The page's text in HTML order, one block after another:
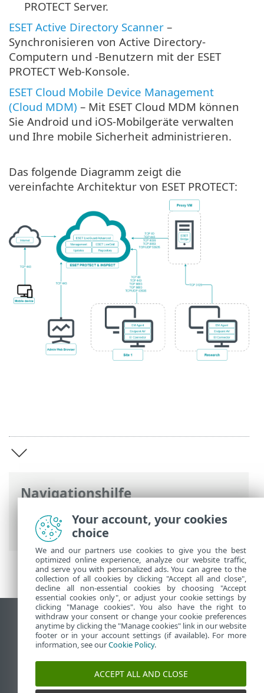
Navigationshilfe
ESET Online-Hilfe>ESET PROTECT>
Einführung in ESET PROTECT
PROTECT Server.
ESET Active Directory Scanner –
Synchronisieren von Active Directory-
Computern und -Benutzern mit der ESET
PROTECT Web-Konsole.
ESET Cloud Mobile Device Management
(Cloud MDM) – Mit ESET Cloud MDM können
Sie Android und iOS-Mobilgeräte verwalten
und Ihre mobile Sicherheit administrieren.
Das folgende Diagramm zeigt die
vereinfachte Architektur von ESET PROTECT:
Desktop-Site anzeigen
End of Life
ESET Knowledgebase
ESET-Forum
ESET Status Portal
Your account, your cookies
choice
We and our partners use cookies to give you the best
optimized online experience, analyze our website traffic,
and serve you with personalized ads. You can agree to the
collection of all cookies by clicking "Accept all and close",
decline all non-essential cookies by choosing "Accept
essential cookies only", or adjust your cookie settings by
clicking "Manage cookies". You also have the right to
withdraw your consent or change your cookie preferences
anytime by clicking the "Manage cookies" link in our website
footer or in your account settings (if available). For more
information, see ourCookie Policy.
ACCEPT ALL AND CLOSE